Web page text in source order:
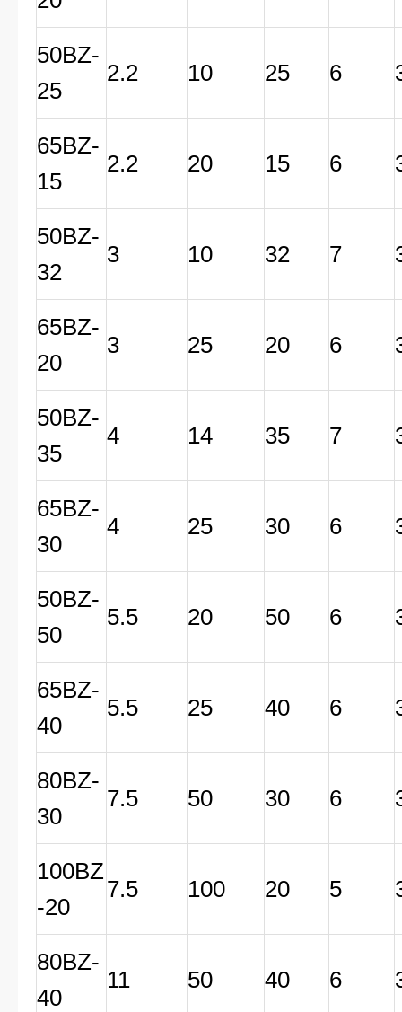
50BZ-
25
2.2 10 25 6
65BZ-
15
2.2 20 15 6
50BZ-
32
3 10 32 7
65BZ-
20
3 25 20 6
50BZ-
35
4 14 35 7
65BZ-
30
4 25 30 6
50BZ-
50
5.5 20 50 6
65BZ-
40
5.5 25 40 6
80BZ-
30
7.5 50 30 6
100BZ
-20
7.5 100 20 5
80BZ-
40
11 50 40 6